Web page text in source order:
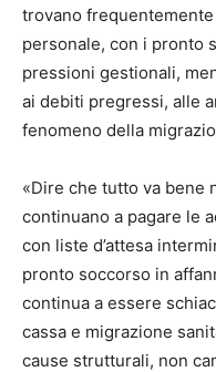
trovano
personale, con i pronto
pressioni gestionali,
ai debiti pregressi, alle
fenomeno della
«Dire che tutto va bene
continuano a pagare le
con liste d’attesa
pronto soccorso in
continua a essere
cassa e migrazione
cause strutturali, non